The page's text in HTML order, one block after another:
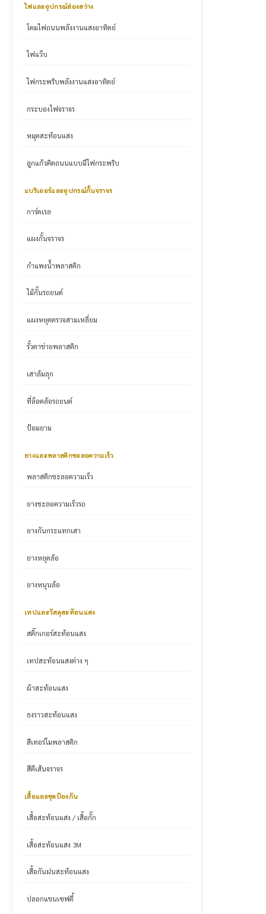
ไฟและอุปกรณ์ส่องสว่าง
โคมไฟถนนพลังงานแสงอาทิตย์
ไฟแว๊บ
ไฟกระพริบพลังงานแสงอาทิตย์
กระบองไฟจราจร
หมุดสะท้อนแสง
ลูกแก้วติดถนนแบบมีไฟกระพริบ
แบริเออร์และอุปกรณ์กั้นจราจร
การ์ดเรล
แผงกั้นจราจร
กำแพงน้ำพลาสติก
ไม้กั้นรถยนต์
แผงหยุดตรวจสามเหลี่ยม
รั้วตาข่ายพลาสติก
เสาล้มลุก
ที่ล็อคล้อรถยนต์
ป้อมยาม
ยางและพลาสติกชะลอความเร็ว
พลาสติกชะลอความเร็ว
ยางชะลอความเร็วรถ
ยางกันกระแทกเสา
ยางหยุดล้อ
ยางหนุนล้อ
เทปและวัสดุสะท้อนแสง
สติ๊กเกอร์สะท้อนแสง
เทปสะท้อนแสงต่าง ๆ
ผ้าสะท้อนแสง
ธงราวสะท้อนแสง
สีเทอร์โมพลาสติก
สีตีเส้นจราจร
เสื้อและชุดป้องกัน
เสื้อสะท้อนแสง / เสื้อกั๊ก
เสื้อสะท้อนแสง 3M
เสื้อกันฝนสะท้อนแสง
ปลอกแขนเซฟตี้